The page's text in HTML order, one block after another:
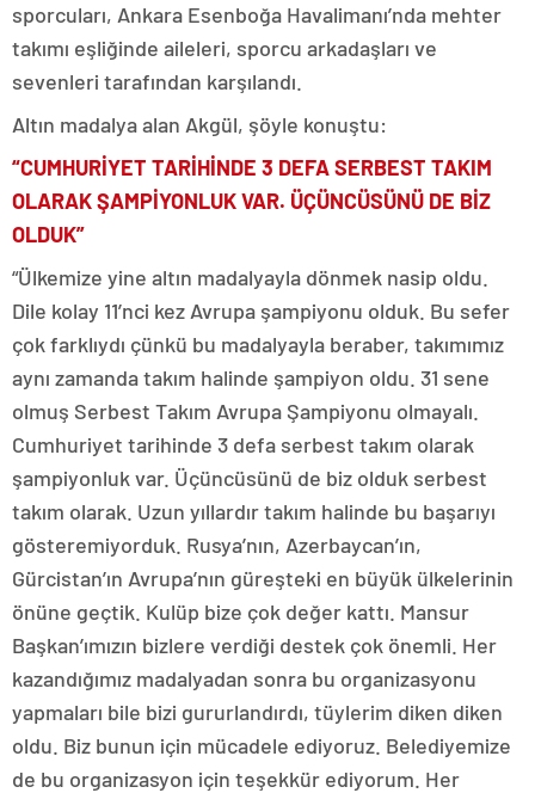
sporcuları, Ankara Esenboğa Havalimanı’nda mehter
takımı eşliğinde aileleri, sporcu arkadaşları ve
sevenleri tarafından karşılandı.
Altın madalya alan Akgül, şöyle konuştu:
“CUMHURİYET TARİHİNDE 3 DEFA SERBEST TAKIM
OLARAK ŞAMPİYONLUK VAR. ÜÇÜNCÜSÜNÜ DE BİZ
OLDUK”
“Ülkemize yine altın madalyayla dönmek nasip oldu.
Dile kolay 11’nci kez Avrupa şampiyonu olduk. Bu sefer
çok farklıydı çünkü bu madalyayla beraber, takımımız
aynı zamanda takım halinde şampiyon oldu. 31 sene
olmuş Serbest Takım Avrupa Şampiyonu olmayalı.
Cumhuriyet tarihinde 3 defa serbest takım olarak
şampiyonluk var. Üçüncüsünü de biz olduk serbest
takım olarak. Uzun yıllardır takım halinde bu başarıyı
gösteremiyorduk. Rusya’nın, Azerbaycan’ın,
Gürcistan’ın Avrupa’nın güreşteki en büyük ülkelerinin
önüne geçtik. Kulüp bize çok değer kattı. Mansur
Başkan’ımızın bizlere verdiği destek çok önemli. Her
kazandığımız madalyadan sonra bu organizasyonu
yapmaları bile bizi gururlandırdı, tüylerim diken diken
oldu. Biz bunun için mücadele ediyoruz. Belediyemize
de bu organizasyon için teşekkür ediyorum. Her